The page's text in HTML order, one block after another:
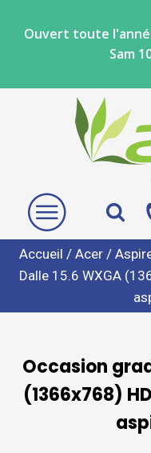
Ouvert toute
Sam
Accueil / Acer/
Dalle 15.6 WXGA
Occasion
(1366x768)